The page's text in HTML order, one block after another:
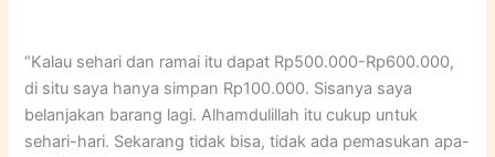
“Kalau sehari dan ramai itu dapat Rp500.000-Rp600.000,
di situ saya hanya simpan Rp100.000. Sisanya saya
belanjakan barang lagi. Alhamdulillah itu cukup untuk
sehari-hari. Sekarang tidak bisa, tidak ada pemasukan apa-